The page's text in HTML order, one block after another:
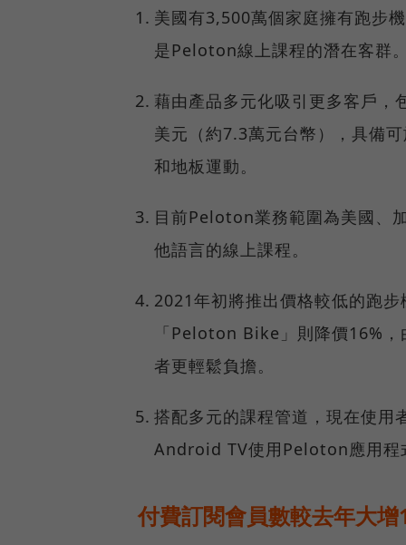
美國有3,500萬個家庭擁有跑步
是Peloton線上課程的潛在客群
藉由產品多元化吸引更多客戶
美元（約7.3萬元台幣），具備
和地板運動。
目前Peloton業務範圍為美國、
他語言的線上課程。
2021年初將推出價格較低的跑
「Peloton Bike」則降價16%
者更輕鬆負擔。
搭配多元的課程管道，現在使
Android TV使用Peloton應用程
付費訂閱會員數較去年大